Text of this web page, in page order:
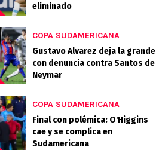
eliminado
COPA SUDAMERICANA
Gustavo Alvarez deja la grande
con denuncia contra Santos de
Neymar
COPA SUDAMERICANA
Final con polémica: O'Higgins
cae y se complica en
Sudamericana